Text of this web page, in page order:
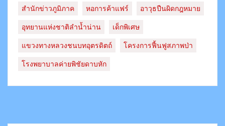
สํานักข่าวภูมิภาค
หอการค้าแฟร์
อาวุธปืนผิดกฎหมาย
อุทยานแห่งชาติลำน้ำน่าน
เด็กพิเศษ
แขวงทางหลวงชนบทอุตรดิตถ์​
โครงการฟื้นฟูสภาพป่า
โรงพยาบาลค่ายพิชัยดาบหัก